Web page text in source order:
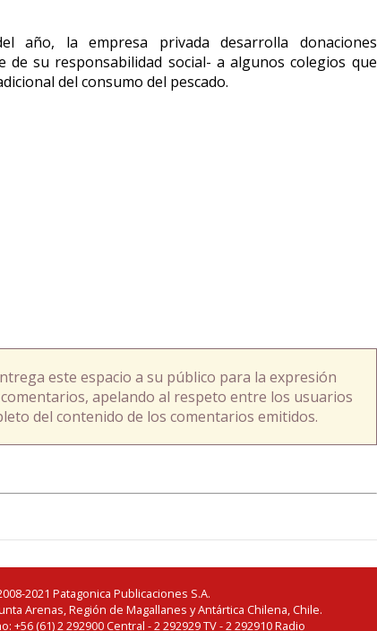
año, la empresa privada desarrolla donaciones
de su responsabilidad social- a algunos colegios que
del consumo del pescado.
este espacio a su público para la expresión
apelando al respeto entre los usuarios
del contenido de los comentarios emitidos.
2021 Patagonica Publicaciones S.A.
Arenas, Región de Magallanes y Antártica Chilena, Chile.
+56 (61) 2 292900 Central - 2 292929 TV - 2 292910 Radio